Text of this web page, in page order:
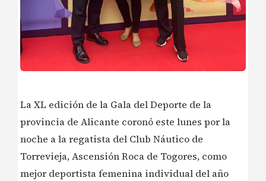
La XL edición de la Gala del Deporte de la
provincia de Alicante coronó este lunes por la
noche a la regatista del Club Náutico de
Torrevieja, Ascensión Roca de Togores, como
mejor deportista femenina individual del año